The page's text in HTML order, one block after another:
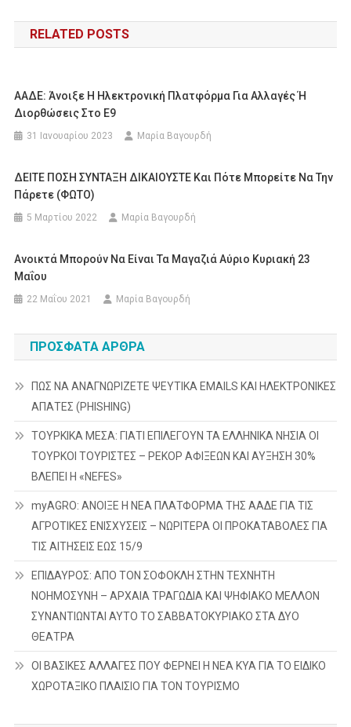
άρθρων
RELATED POSTS
ΑΑΔΕ: Άνοιξε Η Ηλεκτρονική Πλατφόρμα Για Αλλαγές Ή
Διορθώσεις Στο Ε9
31 Ιανουαρίου 2023 Μαρία Βαγουρδή
ΔΕΙΤΕ ΠΟΣΗ ΣΥΝΤΑΞΗ ΔΙΚΑΙΟΥΣΤΕ Και Πότε Μπορείτε Να Την
Πάρετε (ΦΩΤΟ)
5 Μαρτίου 2022 Μαρία Βαγουρδή
Ανοικτά Μπορούν Να Είναι Τα Μαγαζιά Αύριο Κυριακή 23
Μαΐου
22 Μαΐου 2021 Μαρία Βαγουρδή
ΠΡΌΣΦΑΤΑ ΆΡΘΡΑ
ΠΩΣ ΝΑ ΑΝΑΓΝΩΡΙΖΕΤΕ ΨΕΥΤΙΚΑ EMAILS ΚΑΙ ΗΛΕΚΤΡΟΝΙΚΕΣ
ΑΠΑΤΕΣ (PHISHING)
ΤΟΥΡΚΙΚΑ ΜΕΣΑ: ΓΙΑΤΙ ΕΠΙΛΕΓΟΥΝ ΤΑ ΕΛΛΗΝΙΚΑ ΝΗΣΙΑ ΟΙ
ΤΟΥΡΚΟΙ ΤΟΥΡΙΣΤΕΣ – ΡΕΚΟΡ ΑΦΙΞΕΩΝ ΚΑΙ ΑΥΞΗΣΗ 30%
ΒΛΕΠΕΙ Η «NEFES»
myAGRO: ΑΝΟΙΞΕ Η ΝΕΑ ΠΛΑΤΦΟΡΜΑ ΤΗΣ ΑΑΔΕ ΓΙΑ ΤΙΣ
ΑΓΡΟΤΙΚΕΣ ΕΝΙΣΧΥΣΕΙΣ – ΝΩΡΙΤΕΡΑ ΟΙ ΠΡΟΚΑΤΑΒΟΛΕΣ ΓΙΑ
ΤΙΣ ΑΙΤΗΣΕΙΣ ΕΩΣ 15/9
ΕΠΙΔΑΥΡΟΣ: ΑΠΟ ΤΟΝ ΣΟΦΟΚΛΗ ΣΤΗΝ ΤΕΧΝΗΤΗ
ΝΟΗΜΟΣΥΝΗ – ΑΡΧΑΙΑ ΤΡΑΓΩΔΙΑ ΚΑΙ ΨΗΦΙΑΚΟ ΜΕΛΛΟΝ
ΣΥΝΑΝΤΙΩΝΤΑΙ ΑΥΤΟ ΤΟ ΣΑΒΒΑΤΟΚΥΡΙΑΚΟ ΣΤΑ ΔΥΟ
ΘΕΑΤΡΑ
ΟΙ ΒΑΣΙΚΕΣ ΑΛΛΑΓΕΣ ΠΟΥ ΦΕΡΝΕΙ Η ΝΕΑ ΚΥΑ ΓΙΑ ΤΟ ΕΙΔΙΚΟ
ΧΩΡΟΤΑΞΙΚΟ ΠΛΑΙΣΙΟ ΓΙΑ ΤΟΝ ΤΟΥΡΙΣΜΟ